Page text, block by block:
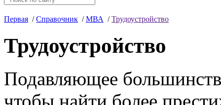
Первая /Справочник /МВА /Трудоустройство
Трудоустройство
Подавляющее
чтобы найти более